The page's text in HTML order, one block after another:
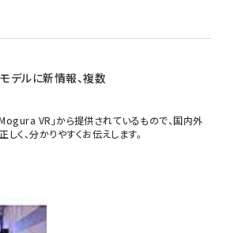
ルに新情報、複数
VR」から提供されているもので、国内外
く、分かりやすくお伝えします。